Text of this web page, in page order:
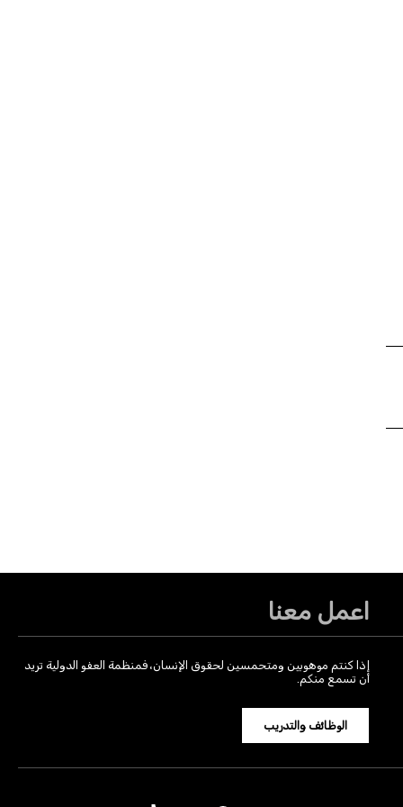
اعمل معنا
إذا كنتم موهوبين ومتحمسين لحقوق الإنسان، فمنظمة العفو الدولية تريد
أن تسمع منكم.
الوظائف والتدريب